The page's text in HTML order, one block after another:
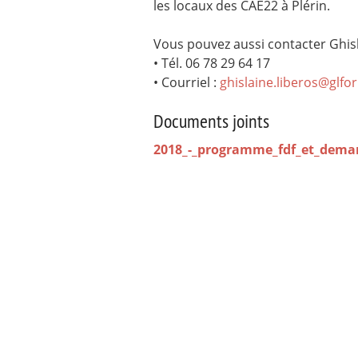
les locaux des CAE22 à Plérin.
Vous pouvez aussi contacter
• Tél. 06 78 29 64 17
• Courriel :
Documents joints
2018_-